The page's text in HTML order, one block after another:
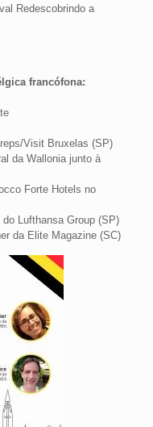
Redescobrindo a
francófona:
Visit Bruxelas (SP)
da Wallonia junto à
Forte Hotels no
Lufthansa Group (SP)
da Elite Magazine (SC)